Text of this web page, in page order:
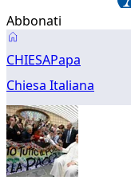
Abbonati
Papa
CHIESAPapa
Chiesa Italiana